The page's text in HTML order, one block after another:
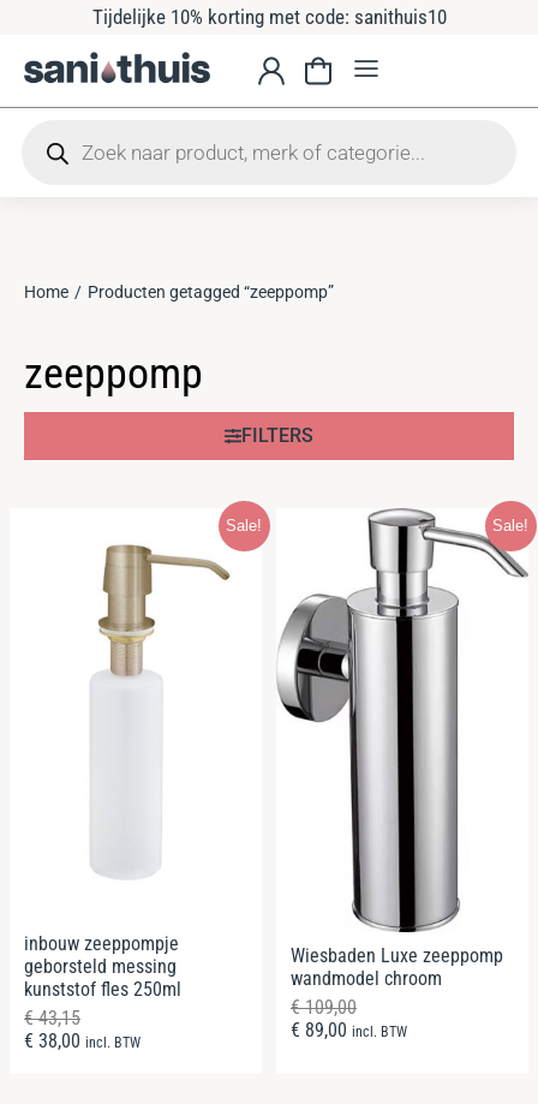
Tijdelijke 10% korting met code: sanithuis10
Je bent hier:
Home Producten getagged “zeeppomp”
zeeppomp
FILTERS
Sale!
inbouw zeeppompje
geborsteld messing
kunststof fles 250ml
€43,15
€ 38,00 incl. BTW
Sale!
Wiesbaden Luxe zeeppomp
wandmodel chroom
€109,00
€ 89,00 incl. BTW